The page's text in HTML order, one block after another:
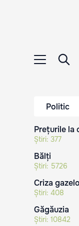
Politic
Prețurile la
Știri: 377
Bălți
Știri: 5726
Criza
Știri: 408
Găgăuzia
Știri: 10842